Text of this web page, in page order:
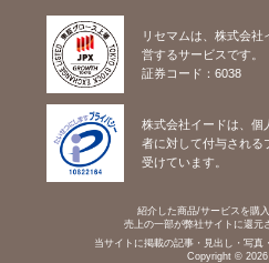
リセマムは、株式会社
営するサービスです。
証券コード：6038
株式会社イードは、個
者に対して付与される
受けています。
紹介した商品/サービスを購
売上の一部が弊社サイトに還元
当サイトに掲載の記事・見出し・写真
Copyright ©